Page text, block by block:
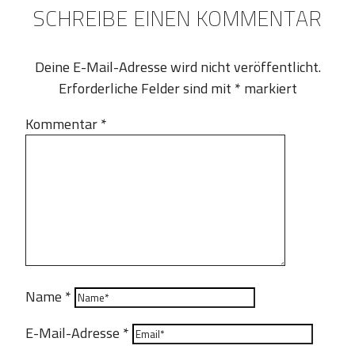
SCHREIBE EINEN KOMMENTAR
Deine E-Mail-Adresse wird nicht veröffentlicht.
Erforderliche Felder sind mit * markiert
Kommentar*
Name *
E-Mail-Adresse *